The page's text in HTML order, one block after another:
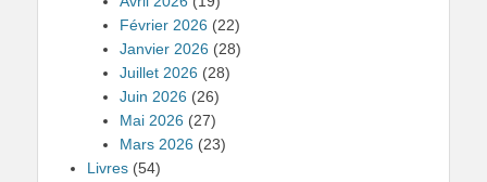
Février 2026 (22)
Janvier 2026 (28)
Juillet 2026 (28)
Juin 2026 (26)
Mai 2026 (27)
Mars 2026 (23)
Livres (54)